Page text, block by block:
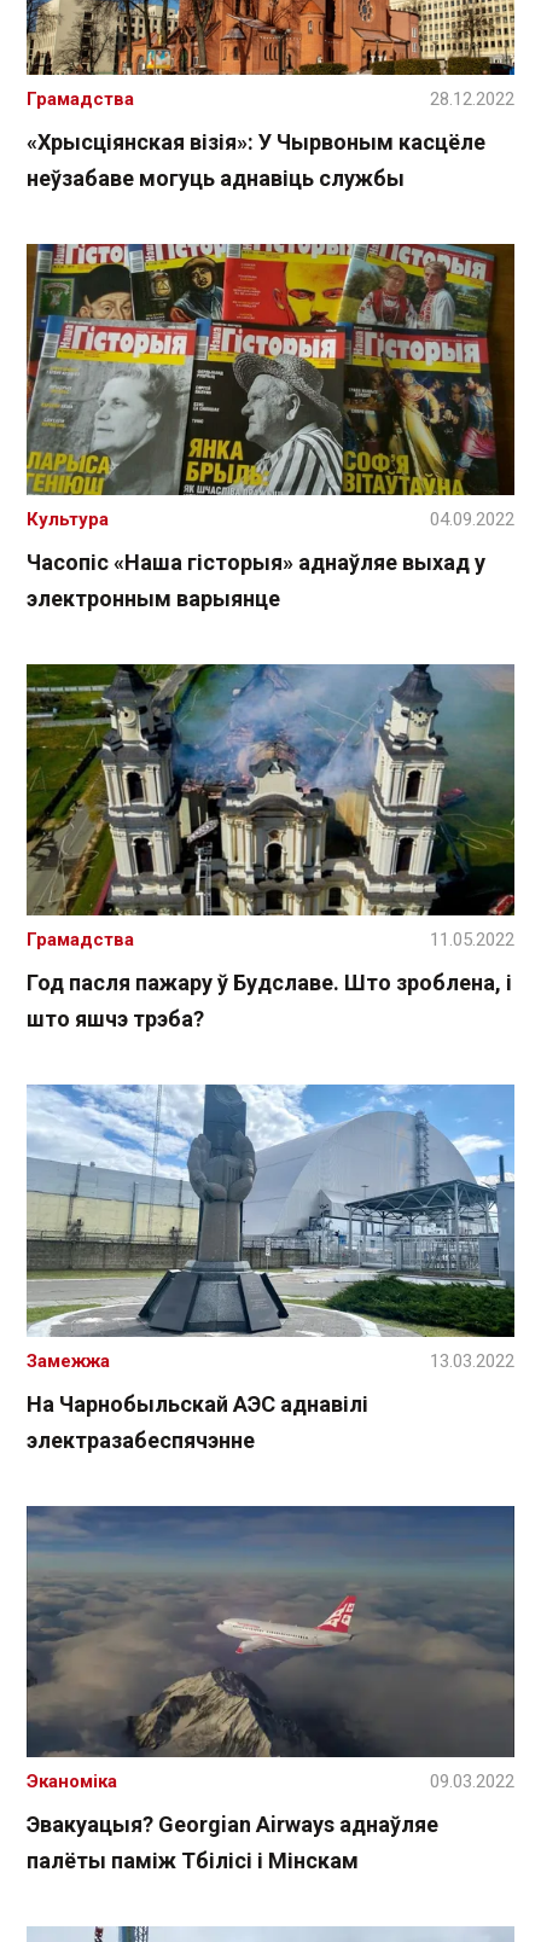
«Хрысціянская візія»: У Чырвоным касцёле
неўзабаве могуць аднавіць службы
Грамадства 28.12.2022
Часопіс «Наша гісторыя» аднаўляе выхад у
электронным варыянце
Культура 04.09.2022
Год пасля пажару ў Будславе. Што зроблена, і
што яшчэ трэба?
Грамадства 11.05.2022
На Чарнобыльскай АЭС аднавілі
электразабеспячэнне
Замежжа 13.03.2022
Эвакуацыя? Georgian Airways аднаўляе
палёты паміж Тбілісі і Мінскам
Эканоміка 09.03.2022